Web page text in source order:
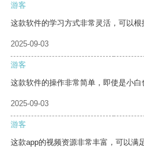
游客
这款软件的学习方式非常灵活，可以根
2025-09-03
游客
这款软件的操作非常简单，即使是小白
2025-09-03
游客
这款app的视频资源非常丰富，可以满